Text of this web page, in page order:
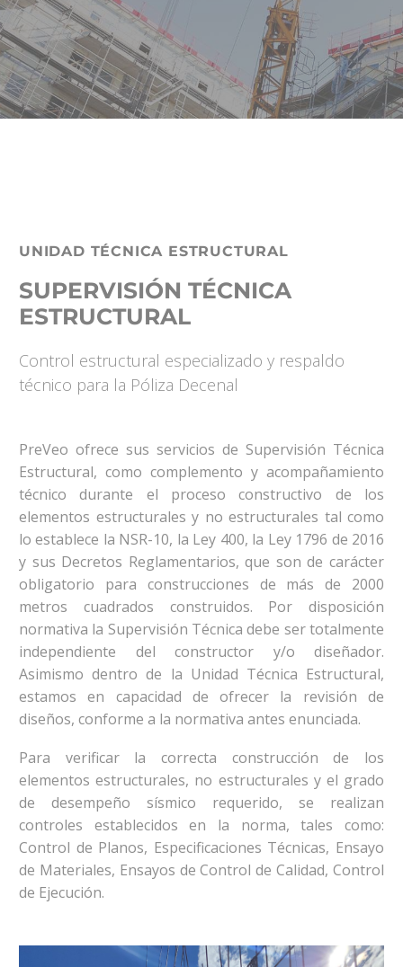
UNIDAD TÉCNICA ESTRUCTURAL
SUPERVISIÓN TÉCNICA
ESTRUCTURAL
Control estructural especializado y respaldo
técnico para la Póliza Decenal
PreVeo ofrece sus servicios de Supervisión Técnica
Estructural, como complemento y acompañamiento
técnico durante el proceso constructivo de los
elementos estructurales y no estructurales tal como
lo establece la NSR-10, la Ley 400, la Ley 1796 de 2016
y sus Decretos Reglamentarios, que son de carácter
obligatorio para construcciones de más de 2000
metros cuadrados construidos. Por disposición
normativa la Supervisión Técnica debe ser totalmente
independiente del constructor y/o diseñador.
Asimismo dentro de la Unidad Técnica Estructural,
estamos en capacidad de ofrecer la revisión de
diseños, conforme a la normativa antes enunciada.
Para verificar la correcta construcción de los
elementos estructurales, no estructurales y el grado
de desempeño sísmico requerido, se realizan
controles establecidos en la norma, tales como:
Control de Planos, Especificaciones Técnicas, Ensayo
de Materiales, Ensayos de Control de Calidad, Control
de Ejecución.